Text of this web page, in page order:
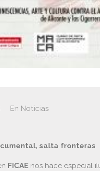
En Noticias
salta fronteras
FICAE nos hace especial